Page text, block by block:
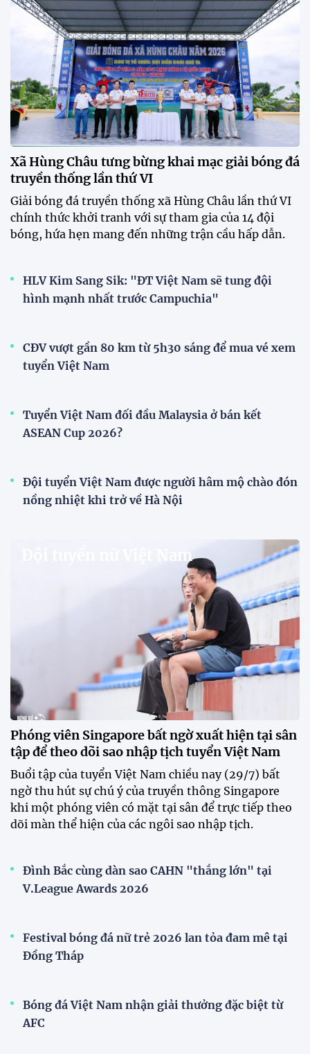
Xã Hùng Châu tưng bừng khai mạc giải bóng đá
truyền thống lần thứ VI
Giải bóng đá truyền thống xã Hùng Châu lần thứ VI
chính thức khởi tranh với sự tham gia của 14 đội
bóng, hứa hẹn mang đến những trận cầu hấp dẫn.
HLV Kim Sang Sik: "ĐT Việt Nam sẽ tung đội
hình mạnh nhất trước Campuchia"
CĐV vượt gần 80 km từ 5h30 sáng để mua vé xem
tuyển Việt Nam
Tuyển Việt Nam đối đầu Malaysia ở bán kết
ASEAN Cup 2026?
Đội tuyển Việt Nam được người hâm mộ chào đón
nồng nhiệt khi trở về Hà Nội
Đội tuyển nữ Việt Nam
Phóng viên Singapore bất ngờ xuất hiện tại sân
tập để theo dõi sao nhập tịch tuyển Việt Nam
Buổi tập của tuyển Việt Nam chiều nay (29/7) bất
ngờ thu hút sự chú ý của truyền thông Singapore
khi một phóng viên có mặt tại sân để trực tiếp theo
dõi màn thể hiện của các ngôi sao nhập tịch.
Đình Bắc cùng dàn sao CAHN "thắng lớn" tại
V.League Awards 2026
Festival bóng đá nữ trẻ 2026 lan tỏa đam mê tại
Đồng Tháp
Bóng đá Việt Nam nhận giải thưởng đặc biệt từ
AFC